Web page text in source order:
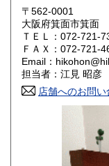
岡山県
山口県
香川県
高知県
〒562-0001
大阪府箕面市箕
ＴＥＬ：072-721-
ＦＡＸ：072-721-
Email：
担当者：江見 昭彦
店舗へのお問い